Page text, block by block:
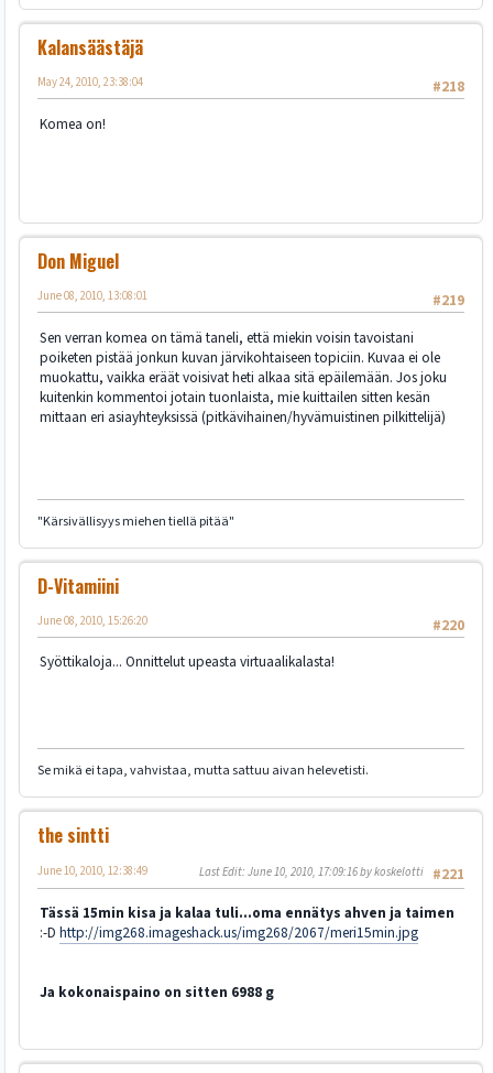
Kalansäästäjä
#218
May 24, 2010, 23:38:04
Komea on!
Don Miguel
#219
June 08, 2010, 13:08:01
Sen verran komea on tämä taneli, että miekin voisin tavoistani
poiketen pistää jonkun kuvan järvikohtaiseen topiciin. Kuvaa ei ole
muokattu, vaikka eräät voisivat heti alkaa sitä epäilemään. Jos joku
kuitenkin kommentoi jotain tuonlaista, mie kuittailen sitten kesän
mittaan eri asiayhteyksissä (pitkävihainen/hyvämuistinen pilkittelijä)
"Kärsivällisyys miehen tiellä pitää"
D-Vitamiini
#220
June 08, 2010, 15:26:20
Syöttikaloja... Onnittelut upeasta virtuaalikalasta!
Se mikä ei tapa, vahvistaa, mutta sattuu aivan helevetisti.
the sintti
#221
June 10, 2010, 12:38:49 Last Edit: June 10, 2010, 17:09:16 by koskelotti
Tässä 15min kisa ja kalaa tuli...oma ennätys ahven ja taimen
:-D http://img268.imageshack.us/img268/2067/meri15min.jpg
Ja kokonaispaino on sitten 6988 g